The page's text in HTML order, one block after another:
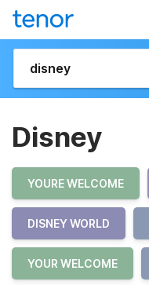
Disney
YOURE WELCOME
DISNEY WORLD
YOUR WELCOME